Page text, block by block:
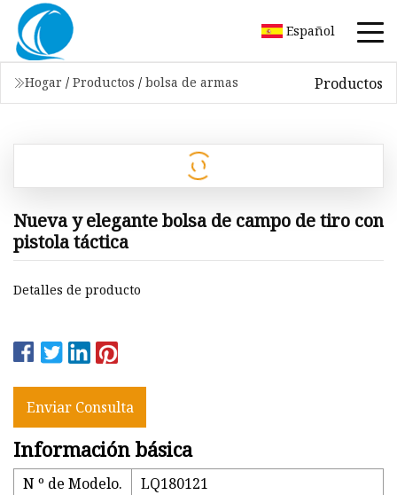
Español
Hogar / Productos / bolsa de armas Productos
Nueva y elegante bolsa de campo de tiro con
pistola táctica
Detalles de producto
Enviar Consulta
Información básica
N º de Modelo.
LQ180121